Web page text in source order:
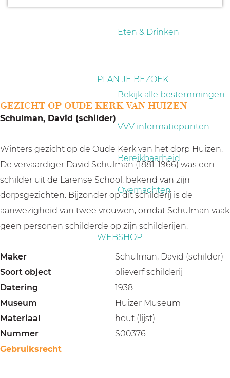
Eten & Drinken
PLAN JE BEZOEK
Bekijk alle bestemmingen
VVV informatiepunten
Bereikbaarheid
Overnachten
WEBSHOP
GEZICHT OP OUDE KERK VAN HUIZEN
Schulman, David (schilder)
Winters gezicht op de Oude Kerk van het dorp Huizen.
De vervaardiger David Schulman (1881-1966) was een
schilder uit de Larense School, bekend van zijn
dorpsgezichten. Bijzonder op dit schilderij is de
aanwezigheid van twee vrouwen, omdat Schulman vaak
geen personen schilderde op zijn schilderijen.
Maker
Schulman, David (schilder)
Soort object
olieverf schilderij
Datering
1938
Museum
Huizer Museum
Materiaal
hout (lijst)
Nummer
S00376
Gebruiksrecht